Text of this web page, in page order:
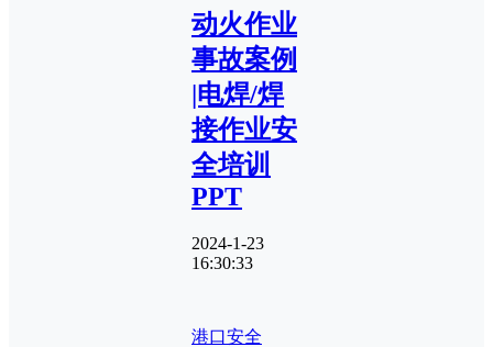
动火作业
事故案例
|电焊/焊
接作业安
全培训
PPT
2024-1-23
16:30:33
港口安全